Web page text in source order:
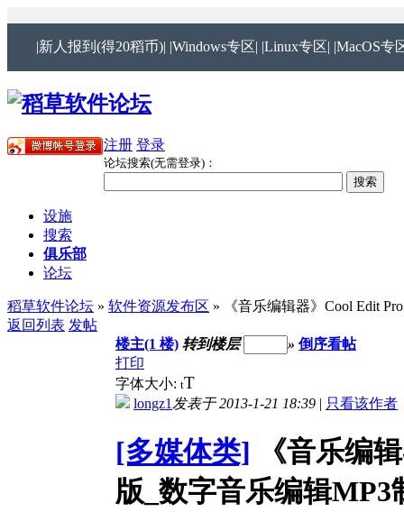
|新人报到(得20稻币)| |Windows专区| |Linux专区| |MacOS专
注册 登录
论坛搜索(无需登录)：
设施
搜索
俱乐部
论坛
稻草软件论坛 » 软件资源发布区 » 《音乐编辑器》Cool Edit
返回列表 发帖
楼主(1 楼) 转到楼层 » 倒序看帖
打印
字体大小: tT
longz1 发表于 2013-1-21 18:39 | 只看该作者
[多媒体类] 《音乐编
版_数字音乐编辑MP3